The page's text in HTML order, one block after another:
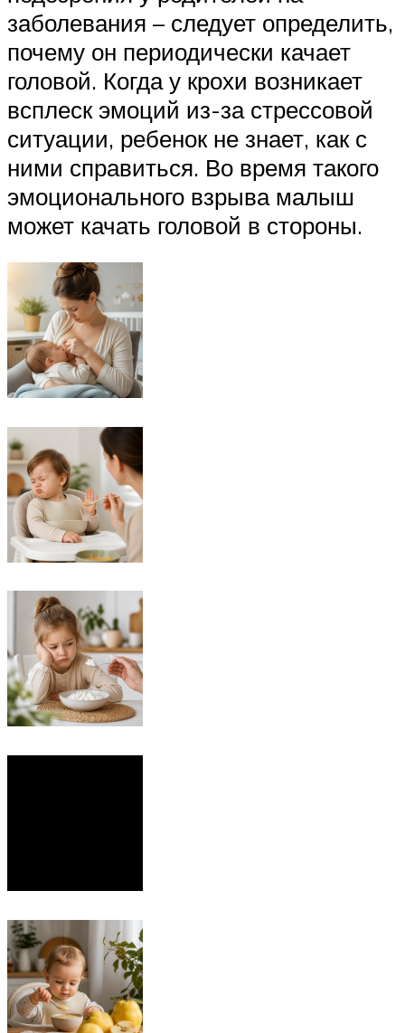
заболевания – следует определить,
почему он периодически качает
головой. Когда у крохи возникает
всплеск эмоций из-за стрессовой
ситуации, ребенок не знает, как с
ними справиться. Во время такого
эмоционального взрыва малыш
может качать головой в стороны.